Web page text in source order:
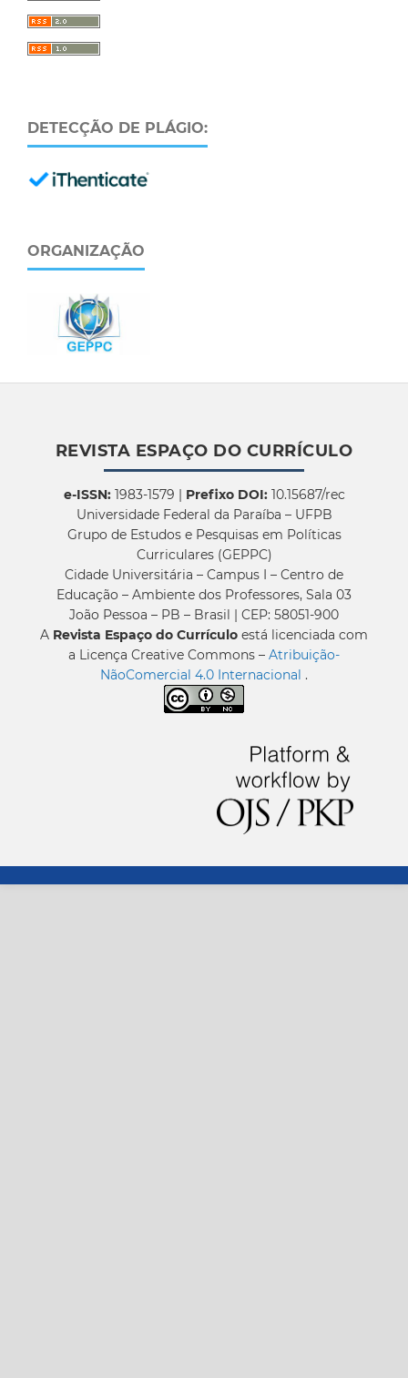
DETECÇÃO DE PLÁGIO:
ORGANIZAÇÃO
REVISTA ESPAÇO DO CURRÍCULO
e-ISSN:1983-1579 | Prefixo DOI:10.15687/rec
Universidade Federal da Paraíba – UFPB
Grupo de Estudos e Pesquisas em Políticas
Curriculares (GEPPC)
Cidade Universitária – Campus I – Centro de
Educação – Ambiente dos Professores, Sala 03
João Pessoa – PB – Brasil | CEP: 58051-900
A Revista Espaço do Currículo está licenciada com
a Licença Creative Commons – Atribuição-
NãoComercial 4.0 Internacional .